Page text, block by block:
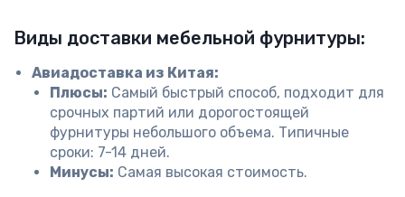
Виды доставки мебельной фурнитуры:
Авиадоставка из Китая:
Плюсы: Самый быстрый способ, подходит для
срочных партий или дорогостоящей
фурнитуры небольшого объема. Типичные
сроки: 7-14 дней.
Минусы: Самая высокая стоимость.